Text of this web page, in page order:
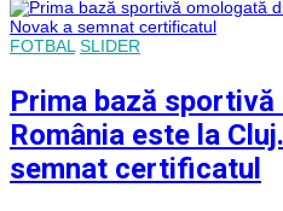
FOTBAL SLIDER
Prima bază
România este la
semnat certificatul